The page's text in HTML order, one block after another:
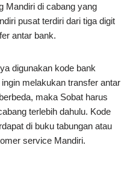
Mandiri di cabang yang
pusat terdiri dari tiga digit
antar bank.
digunakan kode bank
melakukan transfer antar
maka Sobat harus
terlebih dahulu. Kode
di buku tabungan atau
service Mandiri.